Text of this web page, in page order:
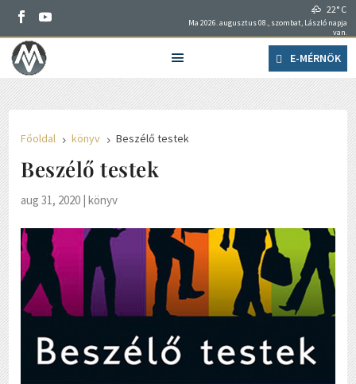
22° C
Ma 2026. augusztus 08., szombat, László napja
van.
E-MÉRNÖK
Főoldal 5 könyv 5 Beszélő testek
Beszélő testek
aug 31, 2020 |könyv